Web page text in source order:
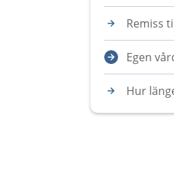
Remiss
Egen
Hur